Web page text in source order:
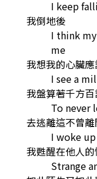
I keep
我倒地後
I think
me
我想我的心臟
I see a
我盤算著千方
To never
去逃離這不曾
I woke
我甦醒在他人的
Strange